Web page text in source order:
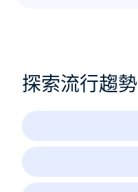
探索流行趨勢